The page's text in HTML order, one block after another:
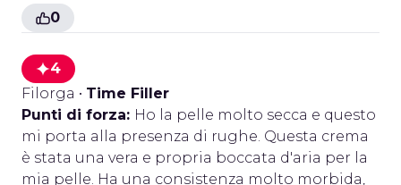
0
4
Filorga • Time Filler
Punti di forza: Ho la pelle molto secca e questo
mi porta alla presenza di rughe. Questa crema
è stata una vera e propria boccata d'aria per la
mia pelle. Ha una consistenza molto morbida,